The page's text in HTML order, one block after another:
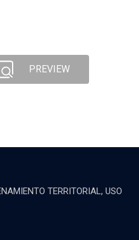
PREVIEW
TERRITORIAL, USO